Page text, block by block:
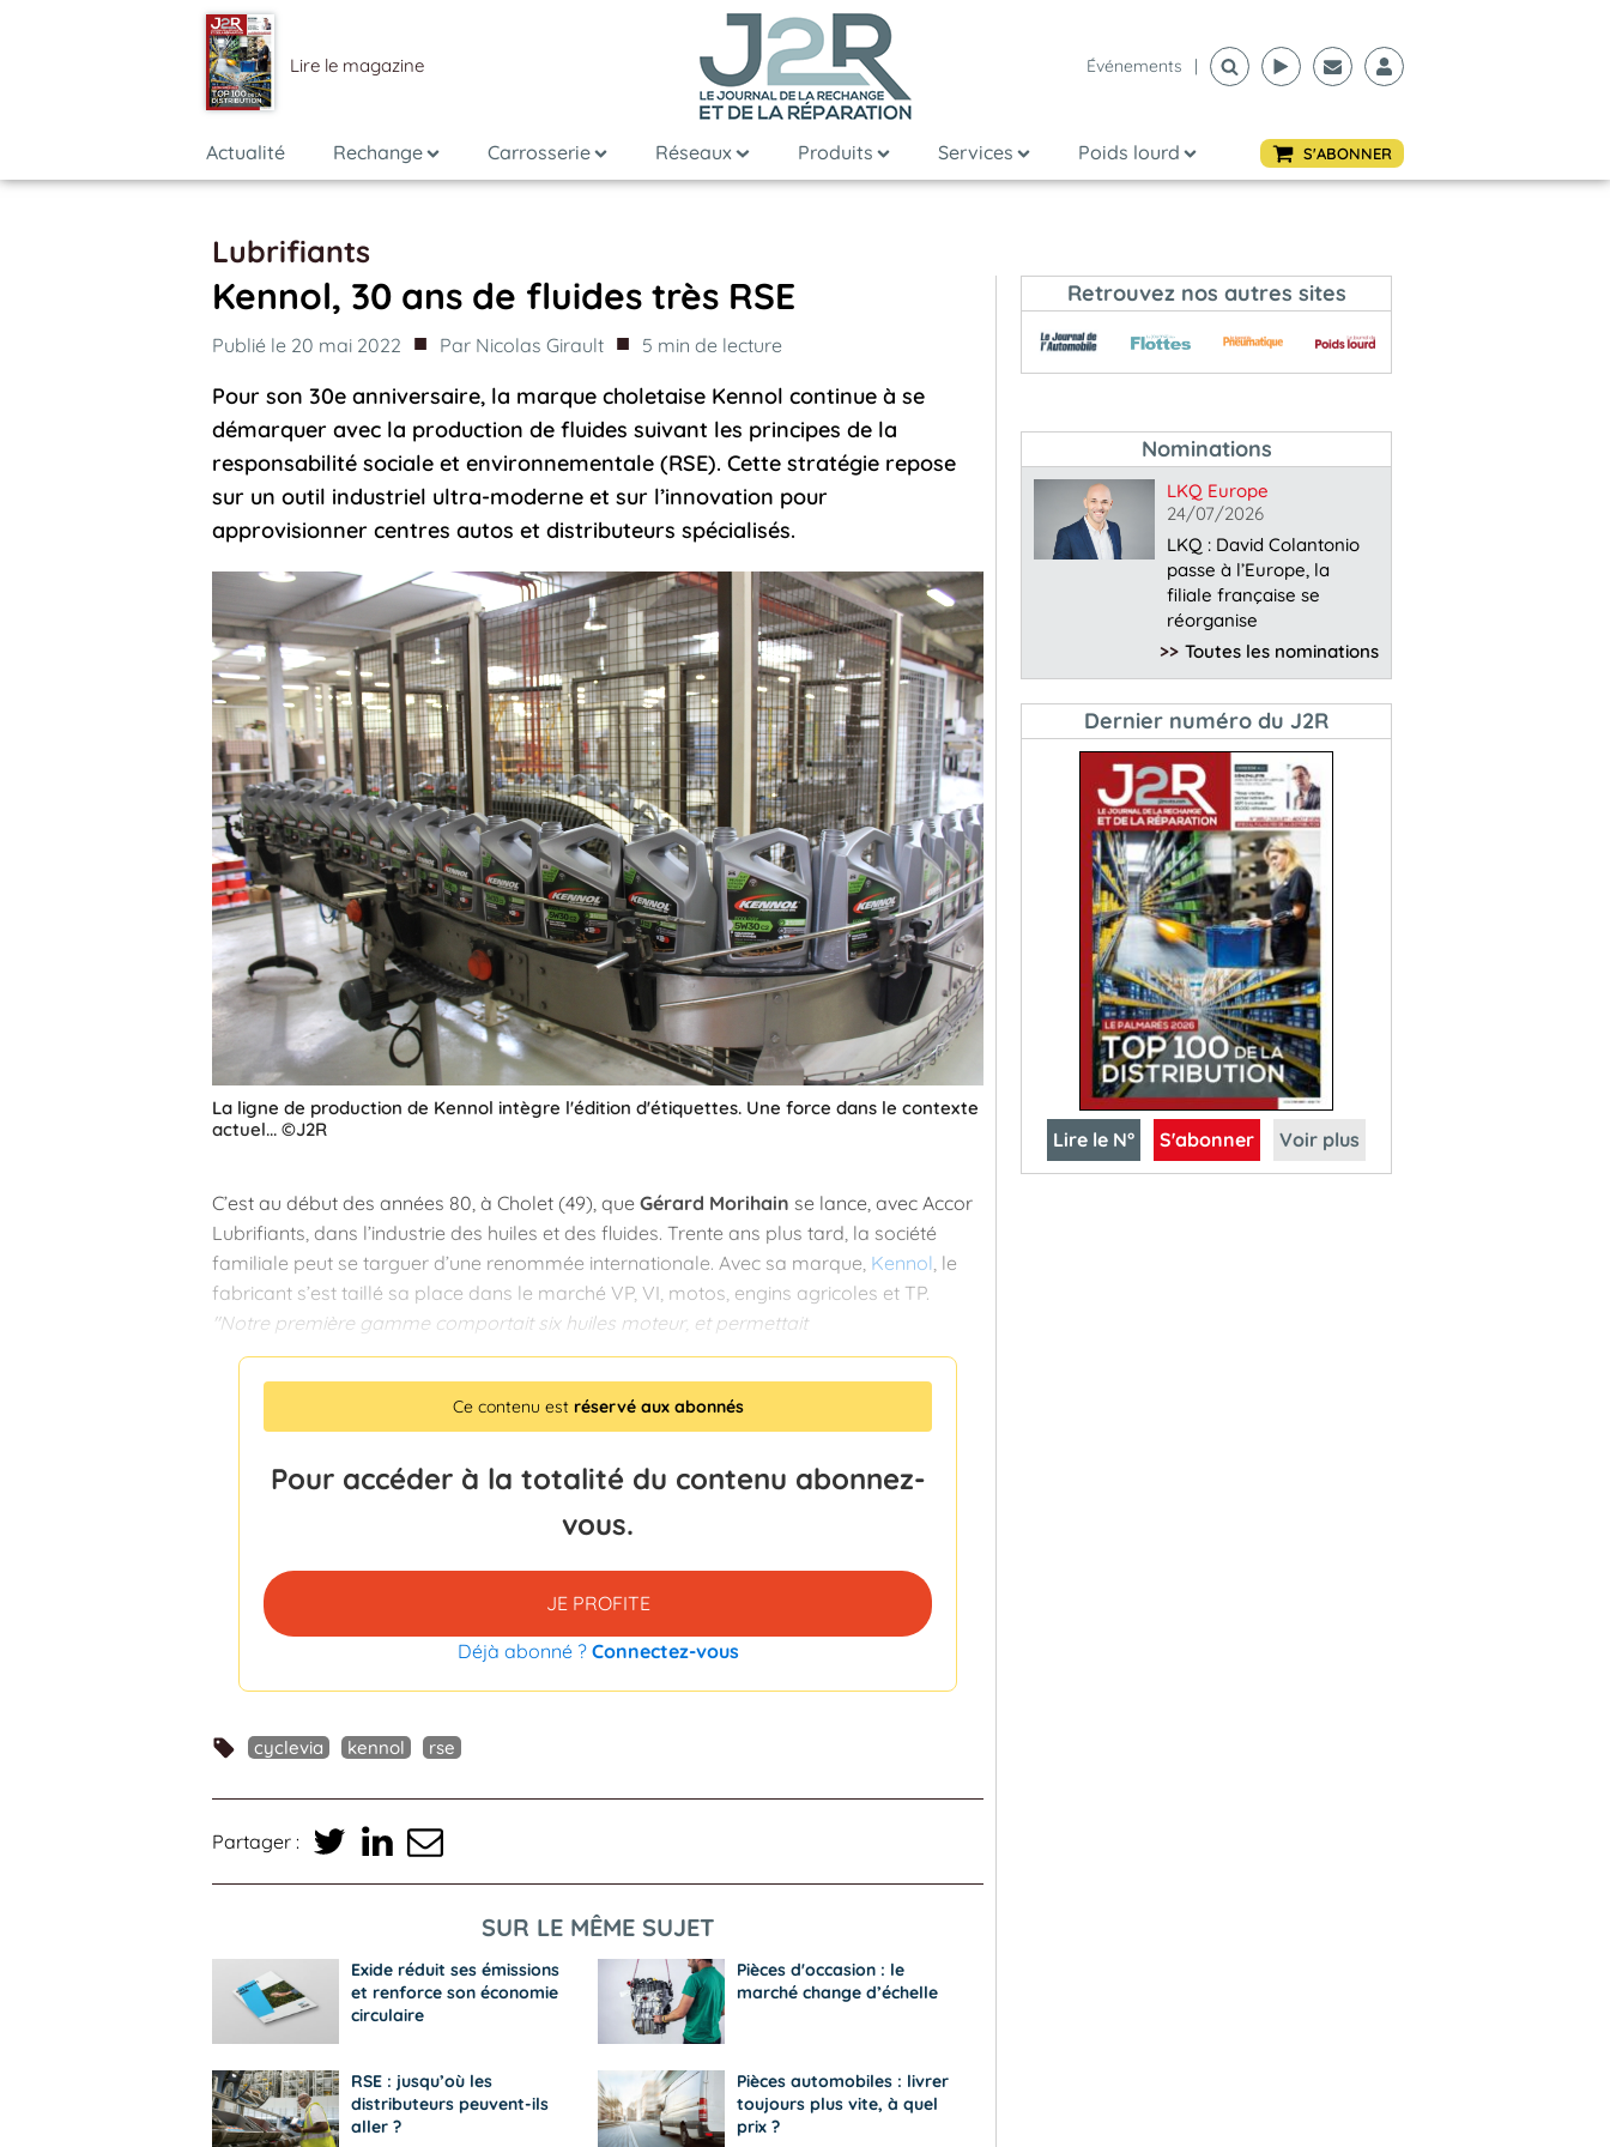
Lire le magazine Événements |
Actualité Rechange Carrosserie Réseaux Produits Services Poids lourd S'ABONNER
Lubrifiants
Kennol, 30 ans de fluides très RSE
Publié le 20 mai 2022 ■ Par Nicolas Girault ■ 5 min de lecture
Pour son 30e anniversaire, la marque choletaise Kennol continue à se
démarquer avec la production de fluides suivant les principes de la
responsabilité sociale et environnementale (RSE). Cette stratégie repose
sur un outil industriel ultra-moderne et sur l’innovation pour
approvisionner centres autos et distributeurs spécialisés.
La ligne de production de Kennol intègre l'édition d'étiquettes. Une force dans le contexte
actuel... ©J2R
C’est au début des années 80, à Cholet (49), que Gérard Morihain se lance, avec Accor
Lubrifiants, dans l’industrie des huiles et des fluides. Trente ans plus tard, la société
familiale peut se targuer d’une renommée internationale. Avec sa marque, Kennol, le
fabricant s’est taillé sa place dans le marché VP, VI, motos, engins agricoles et TP.
"Notre première gamme comportait six huiles moteur, et permettait
Ce contenu est réservé aux abonnés
Pour accéder à la totalité du contenu abonnez-
vous.
JE PROFITE
Déjà abonné ? Connectez-vous
cyclevia kennol rse
Partager :
SUR LE MÊME SUJET
Exide réduit ses émissions
et renforce son économie
circulaire
Pièces d'occasion : le
marché change d’échelle
RSE : jusqu’où les
distributeurs peuvent-ils
aller ?
Pièces automobiles : livrer
toujours plus vite, à quel
prix ?
Retrouvez nos autres sites
Nominations
LKQ Europe
24/07/2026
LKQ : David Colantonio
passe à l’Europe, la
filiale française se
réorganise
>> Toutes les nominations
Dernier numéro du J2R
Lire le N° S'abonner Voir plus